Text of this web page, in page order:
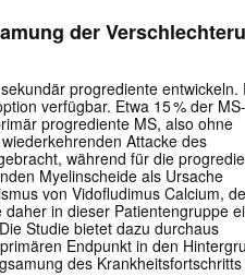
der
progrediente entwickeln.
verfügbar. Etwa 15 % der MS-
progrediente MS, also ohne
Attacke des
während für die
Myelinscheide als Ursache
von Vidofludimus Calcium,
in dieser Patientengruppe
Studie bietet dazu durchaus
Endpunkt in den
des